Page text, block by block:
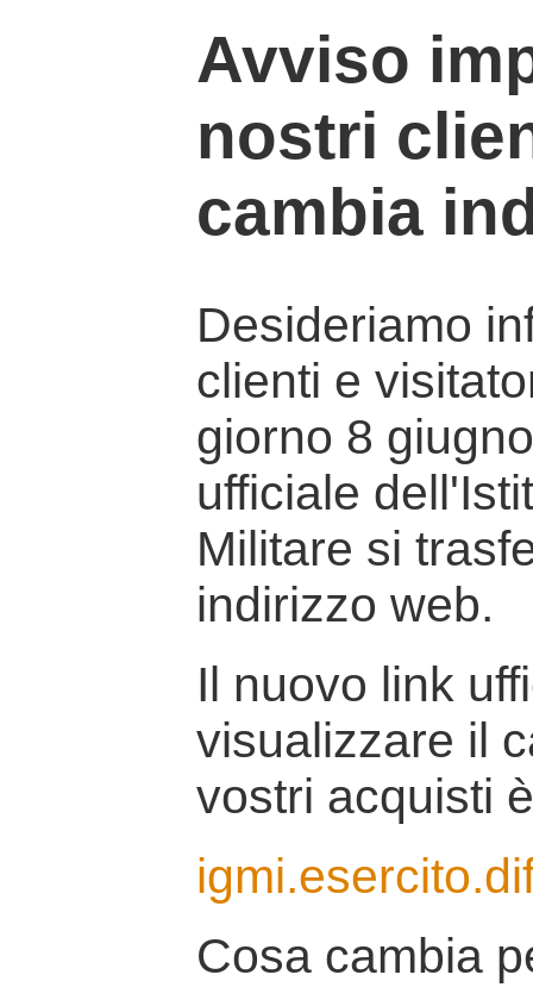
Avviso
nostri
cambia
Desideriamo
clienti e
giorno 8
ufficiale
Militare si
indirizzo web.
Il nuovo link
visualizzare il
vostri acquisti
Cosa cambia